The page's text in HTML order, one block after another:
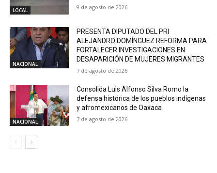
LOCAL 9 de agosto de 2026
NACIONAL
PRESENTA DIPUTADO DEL PRI
ALEJANDRO DOMÍNGUEZ REFORMA PARA
FORTALECER INVESTIGACIONES EN
DESAPARICIÓN DE MUJERES MIGRANTES
7 de agosto de 2026
NACIONAL
Consolida Luis Alfonso Silva Romo la
defensa histórica de los pueblos indígenas
y afromexicanos de Oaxaca
7 de agosto de 2026